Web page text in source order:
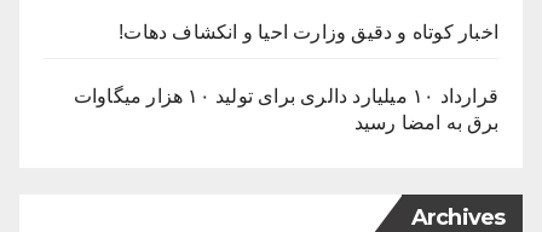
اخبار کوتاه و دقیق وزارت احیا و انکشاف دهات!
قرارداد ۱۰ میلیارد دالری برای تولید ۱۰ هزار میگاوات
برق به امضا رسید
Archives